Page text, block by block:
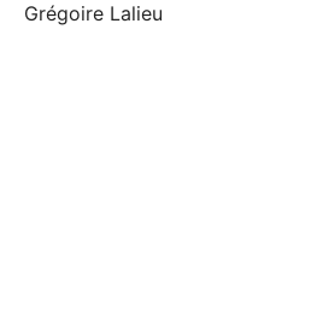
Grégoire Lalieu